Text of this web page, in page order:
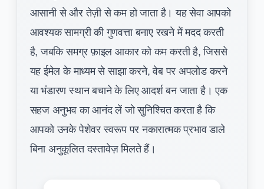
आसानी से और तेज़ी से कम हो जाता है। यह सेवा आपको
आवश्यक सामग्री की गुणवत्ता बनाए रखने में मदद करती
है, जबकि समग्र फ़ाइल आकार को कम करती है, जिससे
यह ईमेल के माध्यम से साझा करने, वेब पर अपलोड करने
या भंडारण स्थान बचाने के लिए आदर्श बन जाता है। एक
सहज अनुभव का आनंद लें जो सुनिश्चित करता है कि
आपको उनके पेशेवर स्वरूप पर नकारात्मक प्रभाव डाले
बिना अनुकूलित दस्तावेज़ मिलते हैं।